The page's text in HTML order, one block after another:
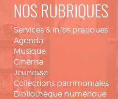
NOS RUBRIQUES
Services & infos pratiques
Agenda
Musique
Cinéma
Jeunesse
Collections patrimoniales
Bibliothèque numérique